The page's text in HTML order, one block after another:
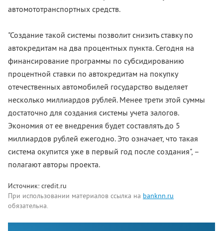
автомототранспортных средств.
"Создание такой системы позволит снизить ставку по
автокредитам на два процентных пункта. Сегодня на
финансирование программы по субсидированию
процентной ставки по автокредитам на покупку
отечественных автомобилей государство выделяет
несколько миллиардов рублей. Менее трети этой суммы
достаточно для создания системы учета залогов.
Экономия от ее внедрения будет составлять до 5
миллиардов рублей ежегодно. Это означает, что такая
система окупится уже в первый год после создания", –
полагают авторы проекта.
Источник: credit.ru
При использовании материалов ссылка на banknn.ru
обязательна.